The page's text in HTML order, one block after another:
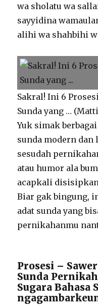
wa sholatu wa
sayyidina
alihi wa shahbihi
Sakral! Ini 6
Sunda yang …
Yuk simak
sunda modern dan
sesudah
atau humor ala
acapkali
Biar gak bingung,
adat sunda yang
pernikahanmu
Prosesi –
Sunda
Sugara Bahasa